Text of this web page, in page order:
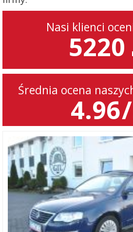
Nasi klienci
5220
Średnia ocena
4.96/